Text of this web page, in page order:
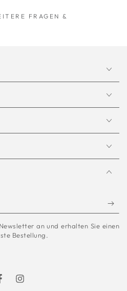
FRAGEN &
an und erhalten Sie einen
Bestellung.
Instagram